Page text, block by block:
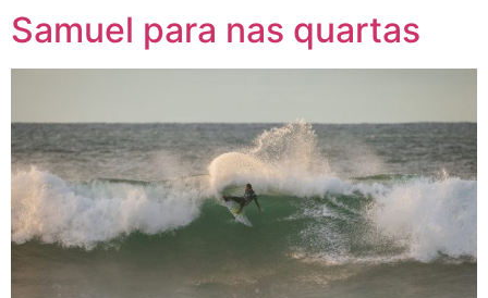
Samuel para nas quartas